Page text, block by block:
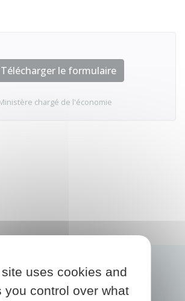
Télécharger le formulaire
chargé de l'économie
uses cookies and
you control over what